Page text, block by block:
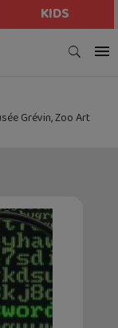
KIDS
Grévin, Zoo Art